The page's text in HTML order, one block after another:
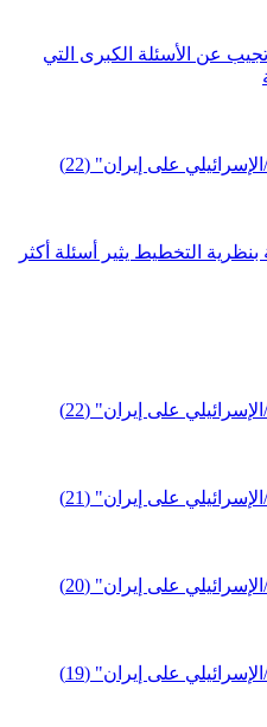
تجيب عن الأسئلة الكبرى التي
على إيران" (22)
التخطيط يثير أسئلة أكثر
على إيران" (22)
على إيران" (21)
على إيران" (20)
على إيران" (19)